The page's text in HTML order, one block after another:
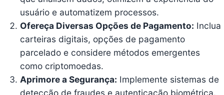
usuário e automatizem processos.
Ofereça Diversas Opções de Pagamento: Inclua
carteiras digitais, opções de pagamento
parcelado e considere métodos emergentes
como criptomoedas.
Aprimore a Segurança: Implemente sistemas de
detecção de fraudes e autenticação biométrica.